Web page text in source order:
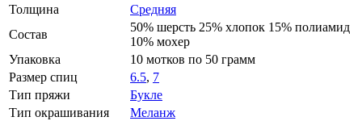
Толщина
Средняя
Состав
50% шерсть 25% хлопок 15% полиамид
10% мохер
Упаковка
10 мотков по 50 грамм
Размер спиц
6.5, 7
Тип пряжи
Букле
Тип окрашивания
Меланж